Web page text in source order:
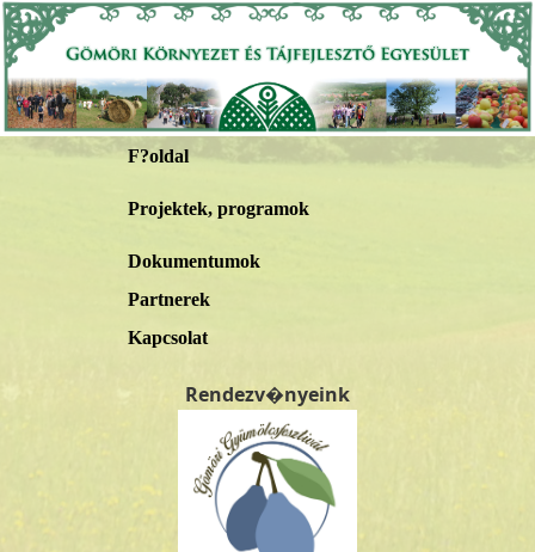
F?oldal
Projektek, programok
Dokumentumok
Partnerek
Kapcsolat
Rendezv�nyeink